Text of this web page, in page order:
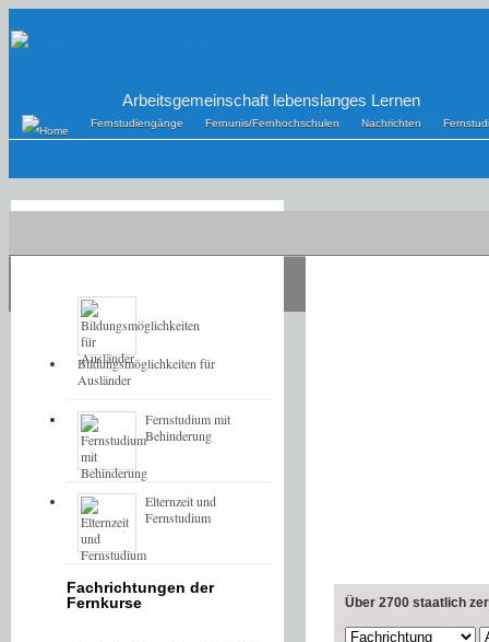
Arbeitsgemeinschaft lebenslanges Lernen
Fernstudiengänge Fernunis/Fernhochschulen Nachrichten
Über 2700 staatlich
Bildungsmöglichkeiten für
Ausländer
Fernstudium mit
Behinderung
Elternzeit und
Fernstudium
Fachrichtungen der
Fernkurse